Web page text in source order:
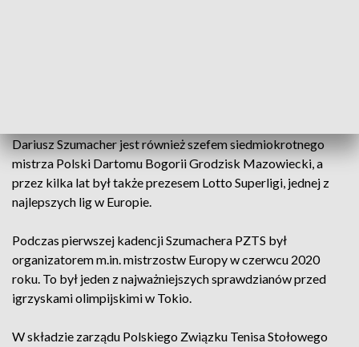
Dariusz Szumacher jest również szefem siedmiokrotnego
mistrza Polski Dartomu Bogorii Grodzisk Mazowiecki, a
przez kilka lat był także prezesem Lotto Superligi, jednej z
najlepszych lig w Europie.
Podczas pierwszej kadencji Szumachera PZTS był
organizatorem m.in. mistrzostw Europy w czerwcu 2020
roku. To był jeden z najważniejszych sprawdzianów przed
igrzyskami olimpijskimi w Tokio.
W składzie zarządu Polskiego Związku Tenisa Stołowego